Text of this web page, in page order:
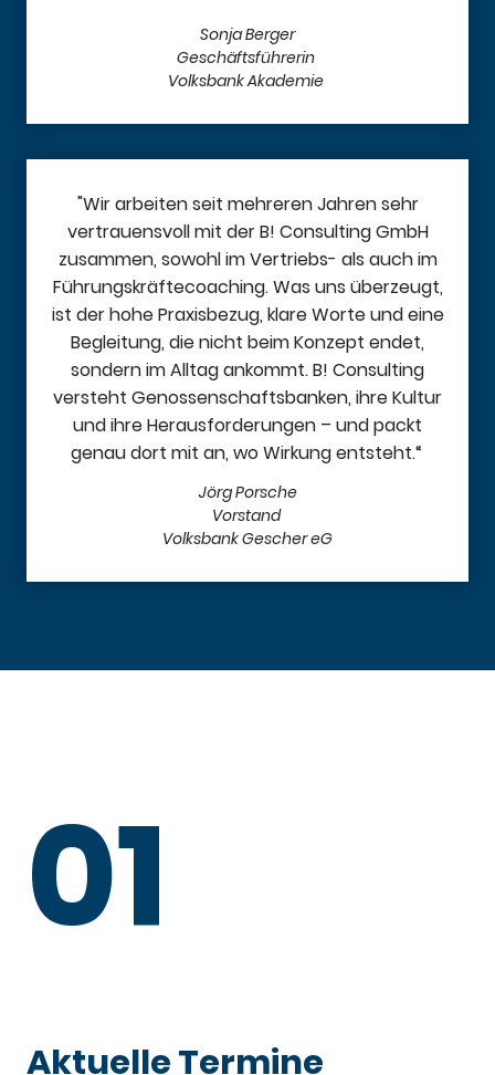
Sonja Berger
Geschäftsführerin
Volksbank Akademie
"Wir arbeiten seit mehreren Jahren sehr
vertrauensvoll mit der B! Consulting GmbH
zusammen, sowohl im Vertriebs- als auch im
Führungskräftecoaching. Was uns überzeugt,
ist der hohe Praxisbezug, klare Worte und eine
Begleitung, die nicht beim Konzept endet,
sondern im Alltag ankommt. B! Consulting
versteht Genossenschaftsbanken, ihre Kultur
und ihre Herausforderungen – und packt
genau dort mit an, wo Wirkung entsteht.“
Jörg Porsche
Vorstand
Volksbank Gescher eG
01
Aktuelle Termine